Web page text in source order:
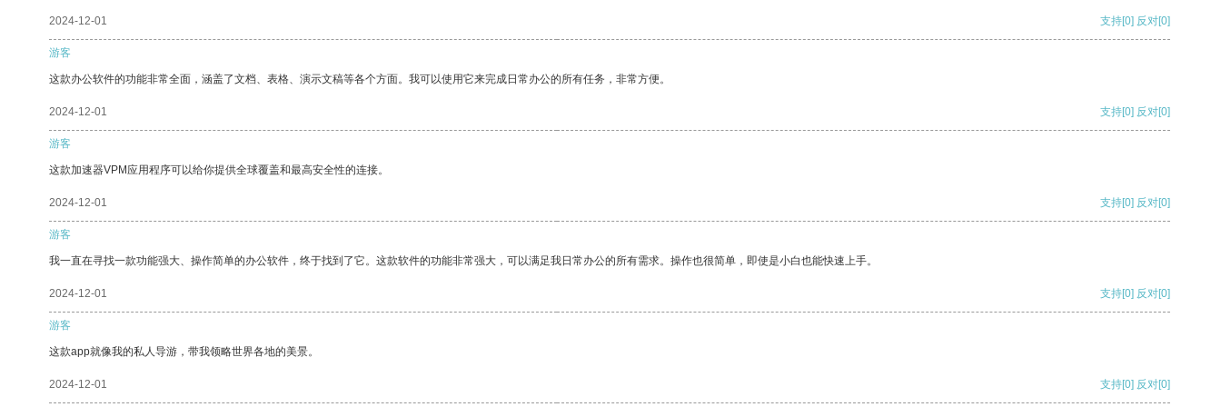
2024-12-01 支持[0] 反对[0]
游客
这款办公软件的功能非常全面，涵盖了文档、表格、演示文稿等各个方面。我可以使用它来完成日常办公的所有任务，非常方便。
2024-12-01 支持[0] 反对[0]
游客
这款加速器VPM应用程序可以给你提供全球覆盖和最高安全性的连接。
2024-12-01 支持[0] 反对[0]
游客
我一直在寻找一款功能强大、操作简单的办公软件，终于找到了它。这款软件的功能非常强大，可以满足我日常办公的所有需求。操作也很简单，即使是小白也能快速上手。
2024-12-01 支持[0] 反对[0]
游客
这款app就像我的私人导游，带我领略世界各地的美景。
2024-12-01 支持[0] 反对[0]